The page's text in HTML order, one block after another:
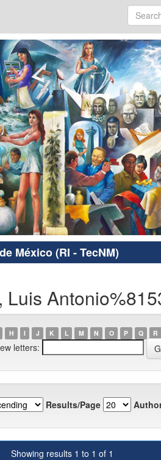
México (RI - TecNM)
H I J K L M N O P Q R
letters:
Results/Page
Showing results 1 to 1 of 1